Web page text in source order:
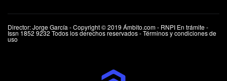
Director: Jorge García - Copyright © 2019 Ámbito.com - RNPI En trámite -
Issn 1852 9232 Todos los derechos reservados - Términos y condiciones de
uso